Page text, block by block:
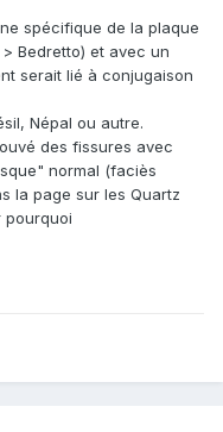
spécifique de la plaque
Bedretto) et avec un
serait lié à conjugaison
Népal ou autre.
des fissures avec
normal (faciès
la page sur les Quartz
pourquoi